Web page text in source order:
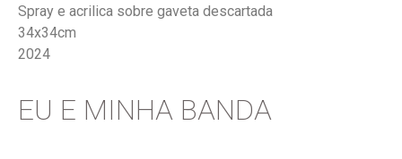
Spray e acrilica sobre gaveta descartada
34x34cm
2024
EU E MINHA BANDA